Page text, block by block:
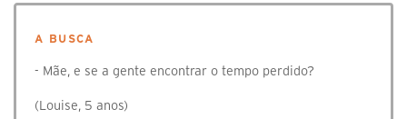
A BUSCA
- Mãe, e se a gente encontrar o tempo perdido?
(Louise, 5 anos)